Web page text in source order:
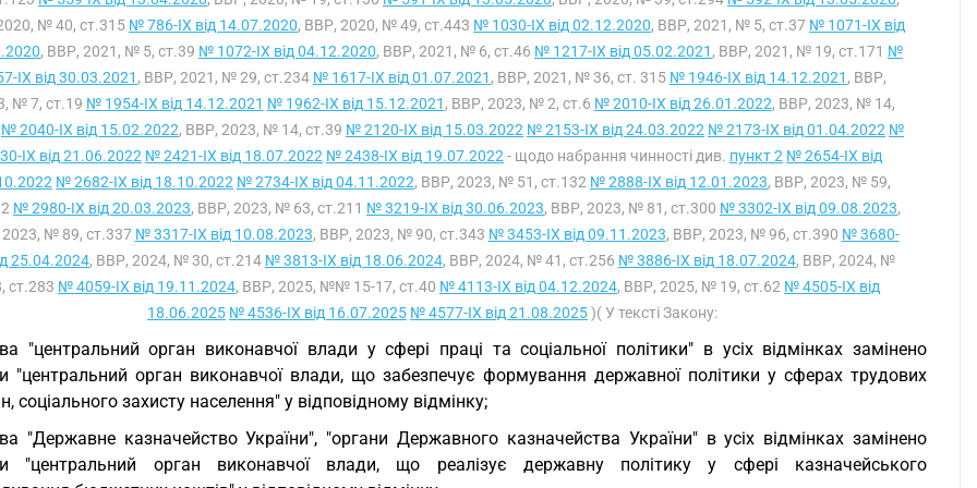
№ 40, ст.315 № 786-IX від 14.07.2020, ВВР, 2020, № 49, ст.443 № 1030-IX від 02.12.2020, ВВР, 2021, № 5, ст.37 № 1071-IX від
, ВВР, 2021, № 5, ст.39 № 1072-IX від 04.12.2020, ВВР, 2021, № 6, ст.46 № 1217-IX від 05.02.2021 , ВВР, 2021, № 19, ст.171 №
IX від 30.03.2021 , ВВР, 2021, № 29, ст.234 № 1617-IX від 01.07.2021 , ВВР, 2021, № 36, ст. 315 № 1946-IX від 14.12.2021 , ВВР,
№ 7, ст.19 № 1954-IX від 14.12.2021 № 1962-IX від 15.12.2021 , ВВР, 2023, № 2, ст.6 № 2010-IX від 26.01.2022, ВВР, 2023, № 14,
№ 2040-IX від 15.02.2022, ВВР, 2023, № 14, ст.39 № 2120-IX від 15.03.2022 № 2153-IX від 24.03.2022 № 2173-IX від 01.04.2022 №
IX від 21.06.2022 № 2421-IX від 18.07.2022 № 2438-IX від 19.07.2022 - щодо набрання чинності див. пункт 2 № 2654-IX від
№ 2682-IX від 18.10.2022 № 2734-IX від 04.11.2022, ВВР, 2023, № 51, ст.132 № 2888-IX від 12.01.2023, ВВР, 2023, № 59,
№ 2980-IX від 20.03.2023, ВВР, 2023, № 63, ст.211 № 3219-IX від 30.06.2023, ВВР, 2023, № 81, ст.300 № 3302-IX від 09.08.2023,
№ 89, ст.337 № 3317-IX від 10.08.2023, ВВР, 2023, № 90, ст.343 № 3453-IX від 09.11.2023, ВВР, 2023, № 96, ст.390 № 3680-
25.04.2024, ВВР, 2024, № 30, ст.214 № 3813-IX від 18.06.2024, ВВР, 2024, № 41, ст.256 № 3886-IX від 18.07.2024, ВВР, 2024, №
ст.283 № 4059-IX від 19.11.2024, ВВР, 2025, №№ 15-17, ст.40 № 4113-IX від 04.12.2024, ВВР, 2025, № 19, ст.62 № 4505-IX від
18.06.2025 № 4536-IX від 16.07.2025 № 4577-IX від 21.08.2025)( У тексті Закону:
"центральний орган виконавчої влади у сфері праці та соціальної політики" в усіх відмінках замінено
"центральний орган виконавчої влади, що забезпечує формування державної політики у сферах трудових
соціального захисту населення" у відповідному відмінку;
"Державне казначейство України", "органи Державного казначейства України" в усіх відмінках замінено
"центральний орган виконавчої влади, що реалізує державну політику у сфері казначейського